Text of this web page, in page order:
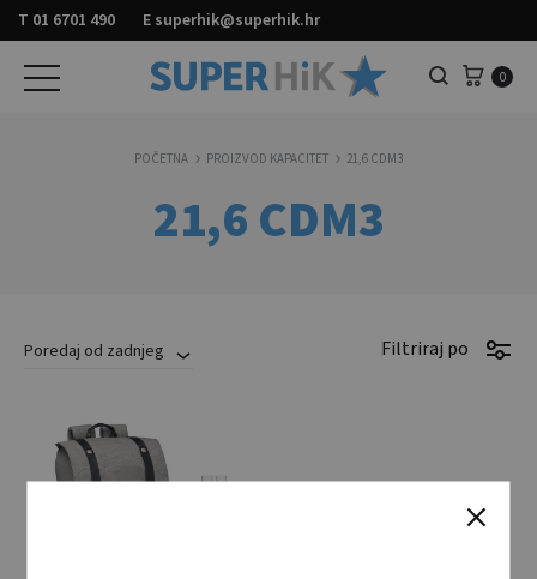
T 01 6701 490 E superhik@superhik.hr
Pretraga 0
21,6 CDM3
POČETNA PROIZVOD KAPACITET 21,6 CDM3
Poredaj od zadnjeg Filtriraj po